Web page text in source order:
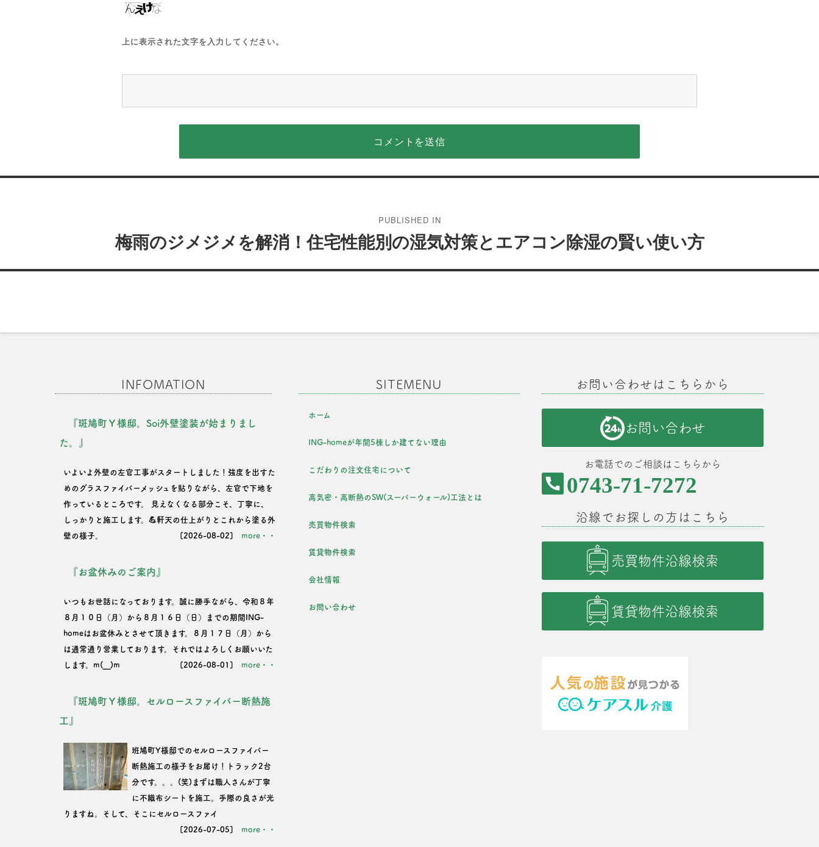
上に表示された文字を入力してください。
PUBLISHED IN
梅雨のジメジメを解消！住宅性能別の湿気対策とエアコン除湿の賢い使い方
INFOMATION
『斑鳩町Ｙ様邸。Soi外壁塗装が始まりまし
た。』
いよいよ外壁の左官工事がスタートしました！強度を出すた
めのグラスファイバーメッシュを貼りながら、左官で下地を
作っているところです。 見えなくなる部分こそ、丁寧に、
しっかりと施工します。💪軒天の仕上がりとこれから塗る外
壁の様子。
[2026-08-02] more・・
『お盆休みのご案内』
いつもお世話になっております。誠に勝手ながら、令和８年
８月１０日（月）から８月１６日（日）までの期間ING-
homeはお盆休みとさせて頂きます。８月１７日（月）から
は通常通り営業しております。それではよろしくお願いいた
します。m(__)m
[2026-08-01] more・・
『斑鳩町Ｙ様邸。セルロースファイバー断熱施
工』
班鳩町Y様邸でのセルロースファイバー
断熱施工の様子をお届け！トラック2台
分です。。。(笑)まずは職人さんが丁寧
に不織布シートを施工。手際の良さが光
りますね。そして、そこにセルロースファイ
[2026-07-05] more・・
SITEMENU
ホーム
ING-homeが年間5棟しか建てない理由
こだわりの注文住宅について
高気密・高断熱のSW(スーパーウォール)工法とは
売買物件検索
賃貸物件検索
会社情報
お問い合わせ
お問い合わせはこちらから
お問い合わせ
お電話でのご相談はこちらから
0743-71-7272
沿線でお探しの方はこちら
売買物件沿線検索
賃貸物件沿線検索